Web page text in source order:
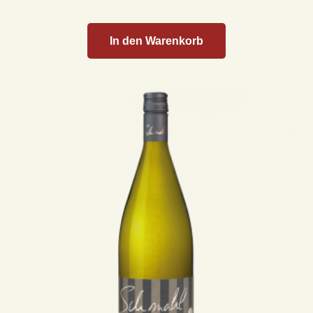
In den Warenkorb